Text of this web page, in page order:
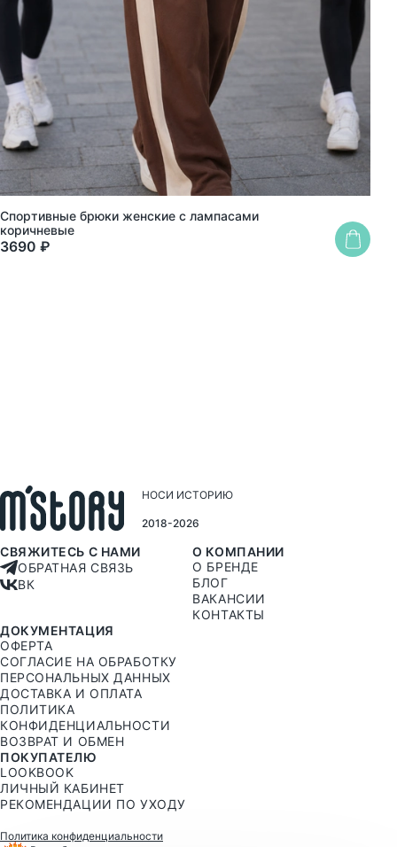
Спортивные брюки женские с лампасами
коричневые
3690 ₽
НОСИ ИСТОРИЮ
2018-2026
О КОМПАНИИ
О БРЕНДЕ
БЛОГ
ВАКАНСИИ
КОНТАКТЫ
ДОКУМЕНТАЦИЯ
ОФЕРТА
СОГЛАСИЕ НА ОБРАБОТКУ
ПЕРСОНАЛЬНЫХ ДАННЫХ
ДОСТАВКА И ОПЛАТА
ПОЛИТИКА
КОНФИДЕНЦИАЛЬНОСТИ
ВОЗВРАТ И ОБМЕН
ПОКУПАТЕЛЮ
LOOKBOOK
ЛИЧНЫЙ КАБИНЕТ
РЕКОМЕНДАЦИИ ПО УХОДУ
СВЯЖИТЕСЬ С НАМИ
ОБРАТНАЯ СВЯЗЬ
ВК
Политика конфиденциальности